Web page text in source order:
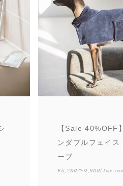
【Sale 40%OFF
ンダブルフェイス
ーブ
¥5,280〜9,900(tax